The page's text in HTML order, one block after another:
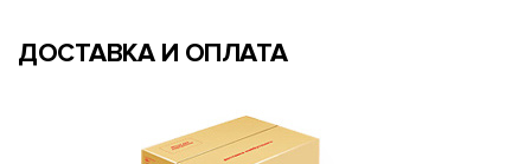
ДОСТАВКА И ОПЛАТА